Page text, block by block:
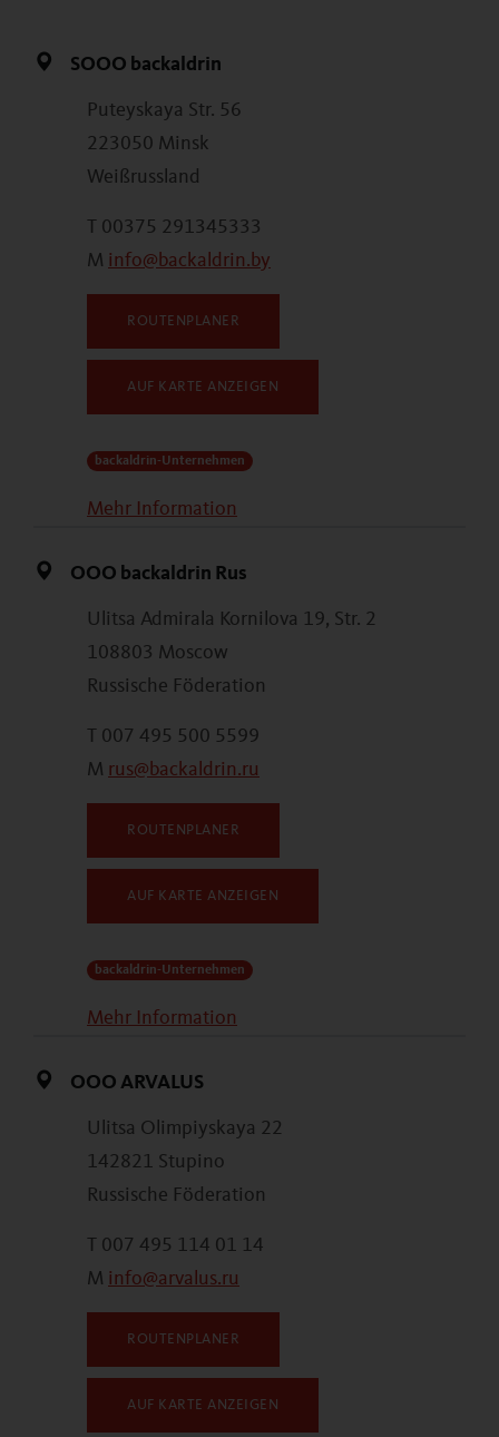
SOOO backaldrin
Puteyskaya Str. 56
223050 Minsk
Weißrussland
T 00375 291345333
M info@backaldrin.by
ROUTENPLANER
AUF KARTE ANZEIGEN
backaldrin-Unternehmen
Mehr Information
OOO backaldrin Rus
Ulitsa Admirala Kornilova 19, Str. 2
108803 Moscow
Russische Föderation
T 007 495 500 5599
M rus@backaldrin.ru
ROUTENPLANER
AUF KARTE ANZEIGEN
backaldrin-Unternehmen
Mehr Information
OOO ARVALUS
Ulitsa Olimpiyskaya 22
142821 Stupino
Russische Föderation
T 007 495 114 01 14
M info@arvalus.ru
ROUTENPLANER
AUF KARTE ANZEIGEN